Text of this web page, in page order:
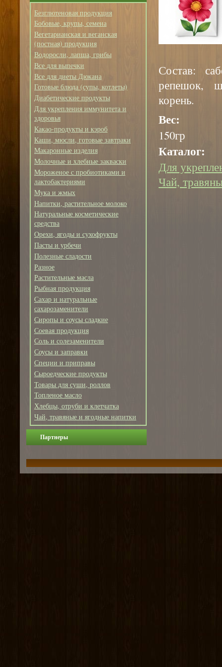
Безглютеновая продукция
Бобовые, крупы, семена
Вегетарианская и веганская
(постная) продукция
Водоросли, лапша, грибы
Все для выпечки
Все для диеты Дюкана
Готовые блюда (супы, котлеты)
Диабетические продукты
Для укрепления иммунитета и
здоровья
Какао-продукты и кэроб
Каши, мюсли, готовые завтраки
Макаронные изделия
Молочные и хлебные закваски
Мороженое с пробиотиками и
лактобактериями
Мука и жмых
Напитки, растительное молоко
Натуральные косметические
средства
Орехи, ягоды и сухофрукты
Пасты и урбечи
Полезные сладости
Разное
Растительные масла
Рыбная продукция
Сахар и натуральные
сахарозаменители
Сиропы и соусы сладкие
Соевая продукция
Соль и солезаменители
Соусы и заправки
Специи и приправы
Сыроедческие продукты
Товары для суши, роллов
Топленое масло
Хлебцы, отруби и клетчатка
Чай, травяные и ягодные напитки
Партнеры
Состав:
репешок,
корень.
Вес:
150гр
Каталог:
Для
Чай,